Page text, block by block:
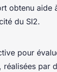
obtenu aide
du SI2.
pour
réalisées par